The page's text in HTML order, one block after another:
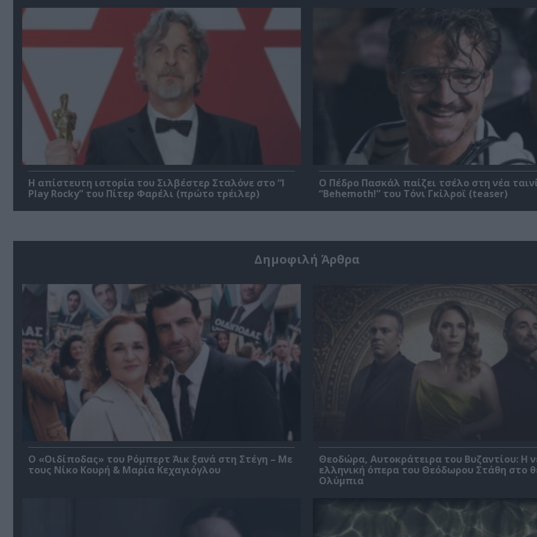
Η απίστευτη ιστορία του Σιλβέστερ Σταλόνε στο “I
Play Rocky” του Πίτερ Φαρέλι (πρώτο τρέιλερ)
Ο Πέδρο Πασκάλ παίζει τσέλο στη νέα
“Behemoth!” του Τόνι Γκίλροϊ (teaser)
Δημοφιλή Άρθρα
O «Οιδίποδας» του Ρόμπερτ Άικ ξανά στη Στέγη – Με
τους Νίκο Κουρή & Μαρία Κεχαγιόγλου
Θεοδώρα, Αυτοκράτειρα του Βυζαντίου: Η
ελληνική όπερα του Θεόδωρου Στάθη στο
Ολύμπια